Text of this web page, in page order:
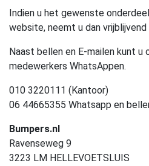
Indien u het gewenste
website, neemt u dan
Naast bellen en E-mailen kunt u
medewerkers WhatsAppen.
010 3220111 (Kantoor)
06 44665355 Whatsapp en
Bumpers.nl
Ravenseweg 9
3223 LM HELLEVOETSLUIS